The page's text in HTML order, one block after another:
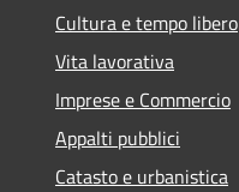
Cultura e tempo libero
Vita lavorativa
Imprese e Commercio
Appalti pubblici
Catasto e urbanistica